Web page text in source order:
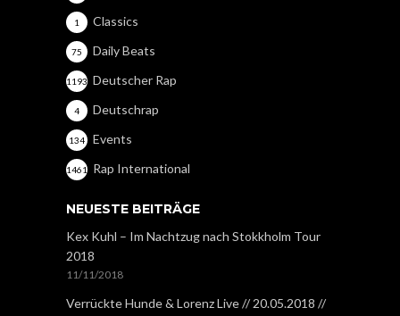
Classics
1
Daily Beats
75
Deutscher Rap
1193
Deutschrap
4
Events
134
Rap International
1461
NEUESTE BEITRÄGE
Kex Kuhl – Im Nachtzug nach Stokkholm Tour
2018
11/11/2018
Verrückte Hunde & Lorenz Live // 20.05.2018 //